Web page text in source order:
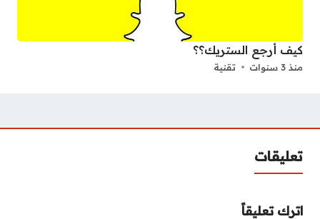
كيف أرجع الستريك؟؟
منذ 3 سنوات تقنية
تعليقات
اترك تعليقاً